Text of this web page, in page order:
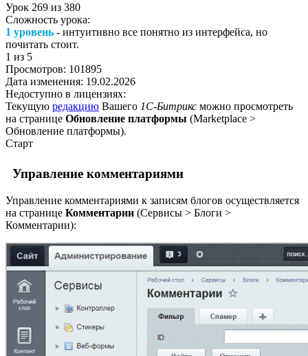
Урок 269 из 380
Сложность урока:
1 уровень - интуитивно все понятно из интерфейса, но
почитать стоит.
1 из 5
Просмотров: 101895
Дата изменения: 19.02.2026
Недоступно в лицензиях:
Текущую редакцию Вашего 1С-Битрикс можно просмотреть
на странице Обновление платформы (Marketplace >
Обновление платформы).
Старт
Управление комментариями
Управление комментариями к записям блогов осуществляется
на странице Комментарии (Сервисы > Блоги >
Комментарии):